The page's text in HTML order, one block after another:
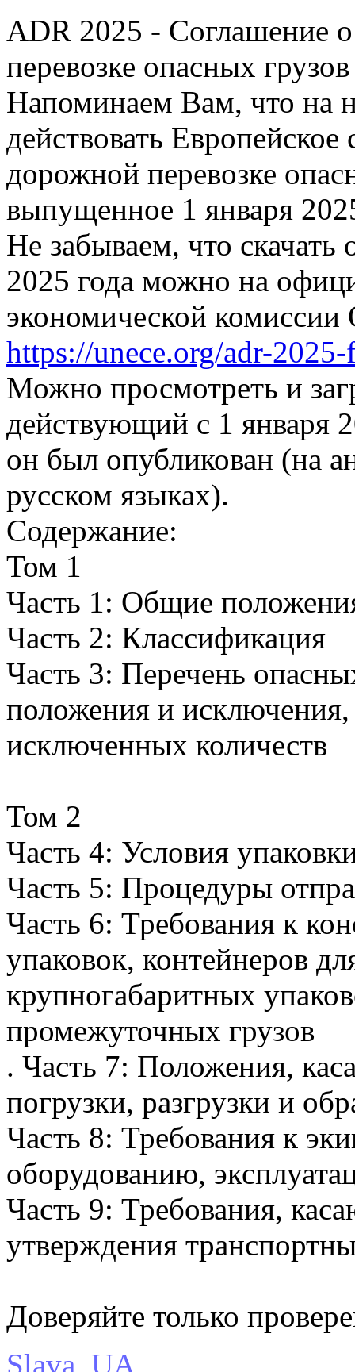
ADR 2025 - Соглашение
перевозке опасных грузов
Напоминаем Вам, что на
действовать
дорожной перевозке
выпущенное 1 января
Не забываем, что
2025 года можно на
экономической
https://unece.org/adr-
Можно просмотреть и
действующий с 1 января
он был опубликован (на
русском языках).
Содержание:
Том 1
Часть 1: Общие
Часть 2: Классификация
Часть 3: Перечень
положения и
исключенных количеств
Том 2
Часть 4: Условия
Часть 5: Процедуры
Часть 6: Требования к
упаковок, контейнеров
крупногабаритных
промежуточных грузов
. Часть 7: Положения,
погрузки, разгрузки и
Часть 8: Требования к
оборудованию,
Часть 9: Требования,
утверждения
Доверяйте только
Slava_UA